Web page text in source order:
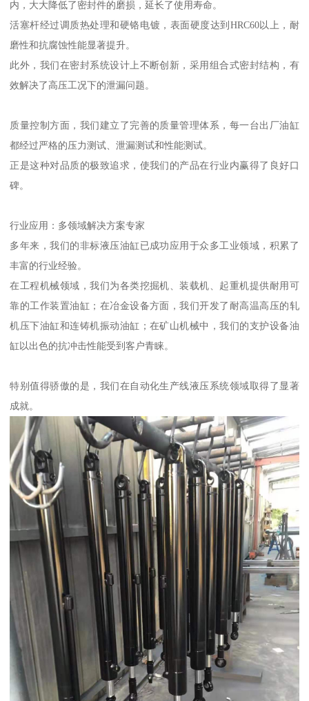
内，大大降低了密封件的磨损，延长了使用寿命。
活塞杆经过调质热处理和硬铬电镀，表面硬度达到HRC60以上，耐
磨性和抗腐蚀性能显著提升。
此外，我们在密封系统设计上不断创新，采用组合式密封结构，有
效解决了高压工况下的泄漏问题。
质量控制方面，我们建立了完善的质量管理体系，每一台出厂油缸
都经过严格的压力测试、泄漏测试和性能测试。
正是这种对品质的极致追求，使我们的产品在行业内赢得了良好口
碑。
行业应用：多领域解决方案专家
多年来，我们的非标液压油缸已成功应用于众多工业领域，积累了
丰富的行业经验。
在工程机械领域，我们为各类挖掘机、装载机、起重机提供耐用可
靠的工作装置油缸；在冶金设备方面，我们开发了耐高温高压的轧
机压下油缸和连铸机振动油缸；在矿山机械中，我们的支护设备油
缸以出色的抗冲击性能受到客户青睐。
特别值得骄傲的是，我们在自动化生产线液压系统领域取得了显著
成就。